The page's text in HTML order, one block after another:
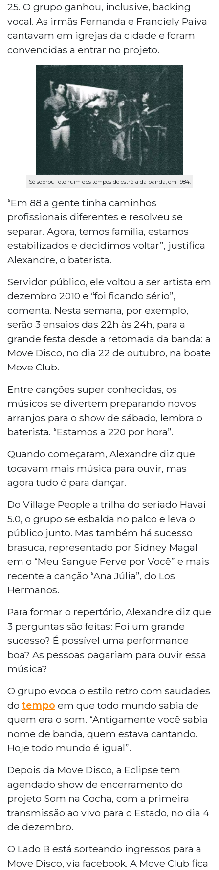
25. O grupo ganhou, inclusive, backing
vocal. As irmãs Fernanda e Franciely Paiva
cantavam em igrejas da cidade e foram
convencidas a entrar no projeto.
Só sobrou foto ruim dos tempos de estréia da banda, em 1984.
“Em 88 a gente tinha caminhos
profissionais diferentes e resolveu se
separar. Agora, temos família, estamos
estabilizados e decidimos voltar”, justifica
Alexandre, o baterista.
Servidor público, ele voltou a ser artista em
dezembro 2010 e “foi ficando sério”,
comenta. Nesta semana, por exemplo,
serão 3 ensaios das 22h às 24h, para a
grande festa desde a retomada da banda: a
Move Disco, no dia 22 de outubro, na boate
Move Club.
Entre canções super conhecidas, os
músicos se divertem preparando novos
arranjos para o show de sábado, lembra o
baterista. “Estamos a 220 por hora”.
Quando começaram, Alexandre diz que
tocavam mais música para ouvir, mas
agora tudo é para dançar.
Do Village People a trilha do seriado Havaí
5.0, o grupo se esbalda no palco e leva o
público junto. Mas também há sucesso
brasuca, representado por Sidney Magal
em o “Meu Sangue Ferve por Você” e mais
recente a canção “Ana Júlia”, do Los
Hermanos.
Para formar o repertório, Alexandre diz que
3 perguntas são feitas: Foi um grande
sucesso? É possível uma performance
boa? As pessoas pagariam para ouvir essa
música?
O grupo evoca o estilo retro com saudades
do tempo em que todo mundo sabia de
quem era o som. “Antigamente você sabia
nome de banda, quem estava cantando.
Hoje todo mundo é igual”.
Depois da Move Disco, a Eclipse tem
agendado show de encerramento do
projeto Som na Cocha, com a primeira
transmissão ao vivo para o Estado, no dia 4
de dezembro.
O Lado B está sorteando ingressos para a
Move Disco, via facebook. A Move Club fica